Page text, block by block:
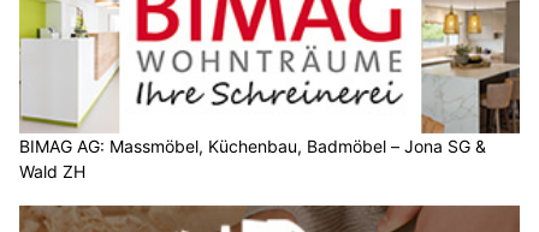
BIMAG AG: Massmöbel, Küchenbau, Badmöbel – Jona SG &
Wald ZH